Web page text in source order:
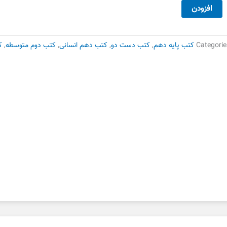
دهم
افزودن
کتب پایه دهم, کتب دست دو, کتب دهم انسانی, کتب دوم متوسطه,